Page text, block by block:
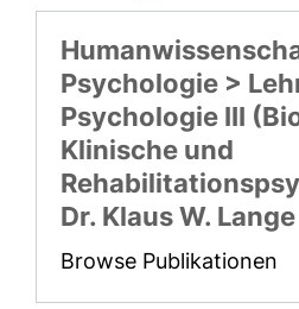
Psychologie >
Psychologie III
Klinische und
Dr. Klaus W. Lange
Browse Publikationen